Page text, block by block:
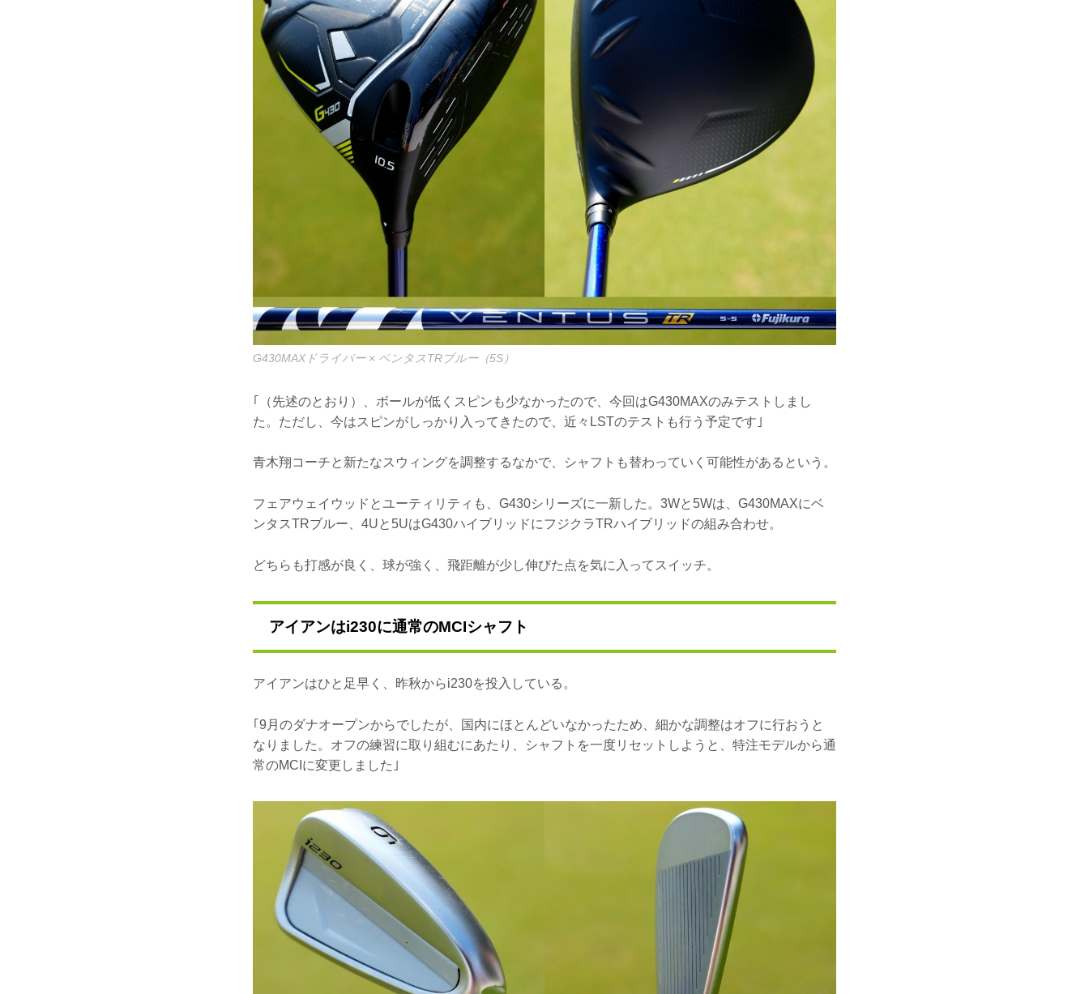
G430MAXドライバー × ベンタスTRブルー（5S）
｢（先述のとおり）、ボールが低くスピンも少なかったので、今回はG430MAXのみテストしまし
た。ただし、今はスピンがしっかり入ってきたので、近々LSTのテストも行う予定です｣
青木翔コーチと新たなスウィングを調整するなかで、シャフトも替わっていく可能性があるという。
フェアウェイウッドとユーティリティも、G430シリーズに一新した。3Wと5Wは、G430MAXにベ
ンタスTRブルー、4Uと5UはG430ハイブリッドにフジクラTRハイブリッドの組み合わせ。
どちらも打感が良く、球が強く、飛距離が少し伸びた点を気に入ってスイッチ。
アイアンはi230に通常のMCIシャフト
アイアンはひと足早く、昨秋からi230を投入している。
｢9月のダナオープンからでしたが、国内にほとんどいなかったため、細かな調整はオフに行おうと
なりました。オフの練習に取り組むにあたり、シャフトを一度リセットしようと、特注モデルから通
常のMCIに変更しました｣